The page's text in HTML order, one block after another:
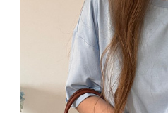
СЕРТИФИКАТ
+7 495 401 6950